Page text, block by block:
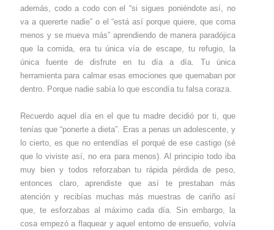
además, codo a codo con el “si sigues poniéndote así, no
va a quererte nadie” o el “está así porque quiere, que coma
menos y se mueva más” aprendiendo de manera paradójica
que la comida, era tu única vía de escape, tu refugio, la
única fuente de disfrute en tu día a día. Tu única
herramienta para calmar esas emociones que quemaban por
dentro. Porque nadie sabía lo que escondía tu falsa coraza.
Recuerdo aquel día en el que tu madre decidió por ti, que
tenías que “ponerte a dieta”. Eras a penas un adolescente, y
lo cierto, es que no entendías el porqué de ese castigo (sé
que lo viviste así, no era para menos). Al principio todo iba
muy bien y todos reforzaban tu rápida pérdida de peso,
entonces claro, aprendiste que así te prestaban más
atención y recibías muchas más muestras de cariño así
que, te esforzabas al máximo cada día. Sin embargo, la
cosa empezó a flaquear y aquel entorno de ensueño, volvía